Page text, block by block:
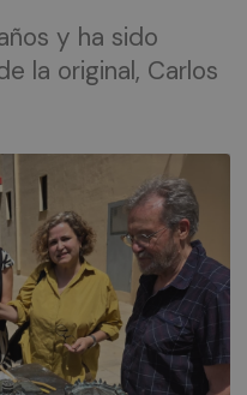
y ha sido
la original, Carlos